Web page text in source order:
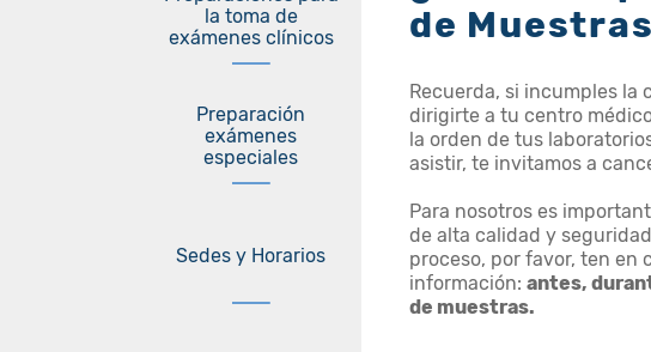
la toma de
exámenes clínicos
Preparación
exámenes
especiales
Sedes y Horarios
de Muestras
Recuerda, si incumples la
dirigirte a tu centro
la orden de tus
asistir, te invitamos a
Para nosotros es
de alta calidad y
proceso, por favor, ten en
información: antes,
de muestras.